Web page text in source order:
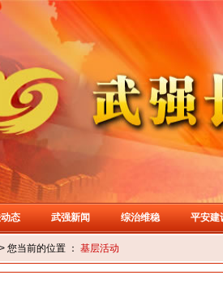
态 武强新闻 综治维稳 平安建
您当前的位置 ： 基层活动